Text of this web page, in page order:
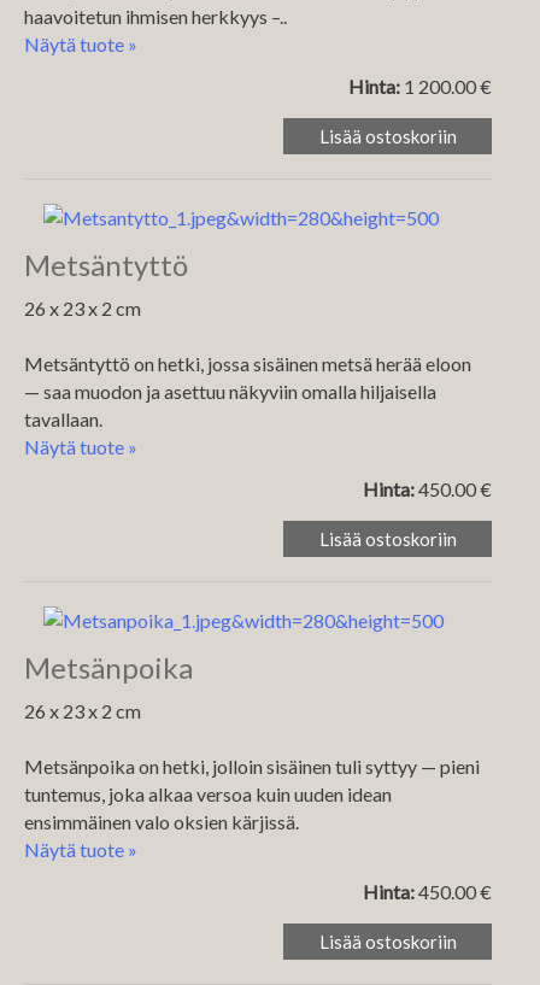
haavoitetun ihmisen herkkyys –..
Näytä tuote »
Hinta: 1 200.00 €
Metsäntyttö
26 x 23 x 2 cm
Metsäntyttö on hetki, jossa sisäinen metsä herää eloon
— saa muodon ja asettuu näkyviin omalla hiljaisella
tavallaan.
Näytä tuote »
Hinta:450.00 €
Metsänpoika
26 x 23 x 2 cm
Metsänpoika on hetki, jolloin sisäinen tuli syttyy — pieni
tuntemus, joka alkaa versoa kuin uuden idean
ensimmäinen valo oksien kärjissä.
Näytä tuote »
Hinta:450.00 €